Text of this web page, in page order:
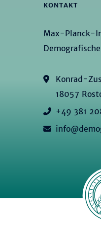
KONTAKT
Max-Planck-
Konrad-
18057
+49 381